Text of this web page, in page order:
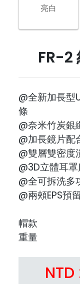
亮白
FR-2
@全新加長
條
@奈米竹炭銀
@加長鏡片配
@雙層雙密度
@3D立體耳
@全可拆洗多
@兩頰EPS預
帽款
重量